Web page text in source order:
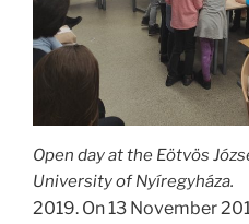
Open day at the Eötvös
University of Nyíregyháza.
2019. On 13 November